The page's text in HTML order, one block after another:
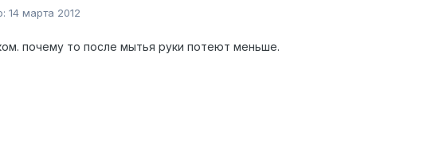
14 марта 2012
почему то после мытья руки потеют меньше.